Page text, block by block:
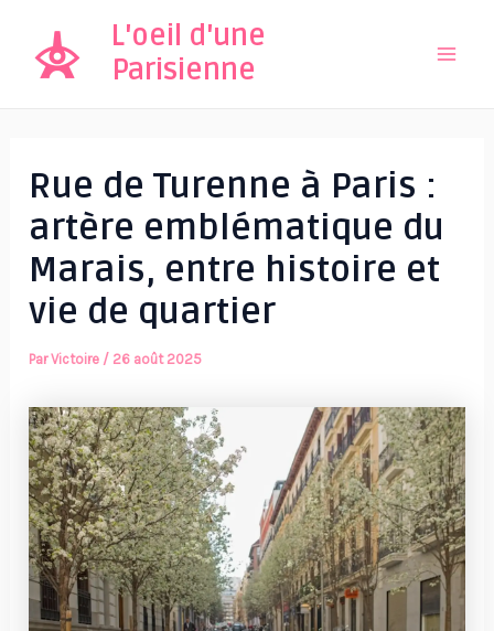
contenu
L'oeil d'une
Parisienne
Rue de Turenne à Paris :
artère emblématique du
Marais, entre histoire et
vie de quartier
ParVictoire / 26 août 2025